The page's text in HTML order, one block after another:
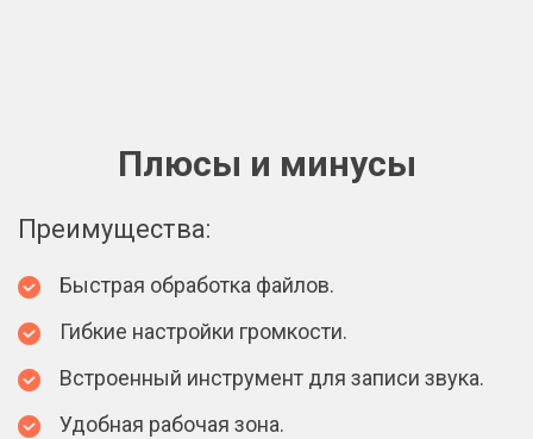
Плюсы и минусы
Преимущества:
Быстрая обработка файлов.
Гибкие настройки громкости.
Встроенный инструмент для записи звука.
Удобная рабочая зона.